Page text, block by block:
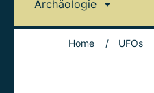
Archäologie
Home / UFOs